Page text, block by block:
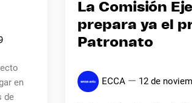
en
de
La Comisión
prepara ya el
Patronato
ECCA 12 de